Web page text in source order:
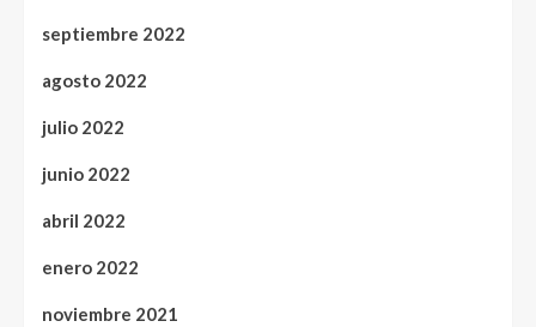
septiembre 2022
agosto 2022
julio 2022
junio 2022
abril 2022
enero 2022
noviembre 2021